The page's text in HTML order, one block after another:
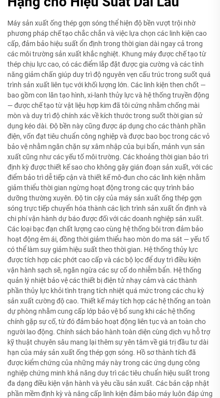
Máy sản xuất ống thép gợn sóng thể hiện độ bền vượt trội nhờ
phương pháp chế tạo chắc chắn và việc lựa chọn các linh kiện cao
cấp, đảm bảo hiệu suất ổn định trong thời gian dài ngay cả trong
các môi trường sản xuất khắc nghiệt. Khung máy được chế tạo từ
thép chịu lực cao, có các điểm lắp đặt được gia cường và các tính
năng giảm chấn giúp duy trì độ nguyên vẹn cấu trúc trong suốt quá
trình sản xuất liên tục với khối lượng lớn. Các linh kiện then chốt —
bao gồm con lăn tạo hình, xi-lanh thủy lực và hệ thống truyền động
— được chế tạo từ vật liệu hợp kim đã tôi cứng nhằm chống mài
mòn và duy trì độ chính xác về kích thước trong suốt thời gian sử
dụng kéo dài. Độ bền này cũng được áp dụng cho các thành phần
điện, vốn đạt tiêu chuẩn công nghiệp và được bao bọc trong các vỏ
bảo vệ nhằm ngăn chặn sự xâm nhập của bụi bẩn, mảnh vụn sản
xuất cũng như các yếu tố môi trường. Các khoảng thời gian bảo trì
định kỳ được thiết kế sao cho không gây gián đoạn sản xuất, với các
điểm bảo trì dễ tiếp cận và thiết kế mô-đun cho các linh kiện nhằm
giảm thiểu thời gian ngừng hoạt động trong các quy trình bảo
dưỡng thường xuyên. Độ tin cậy của máy sản xuất ống thép gợn
sóng trực tiếp chuyển hóa thành các lịch trình sản xuất ổn định và
chi phí vận hành dự báo được đối với các doanh nghiệp sản xuất.
Các loại bạc đạn chất lượng cao cùng hệ thống bôi trơn đảm bảo
hoạt động êm ái, đồng thời giảm thiểu hao mòn do ma sát — yếu tố
có thể làm suy giảm hiệu suất theo thời gian. Hệ thống thủy lực
được tích hợp các phớt cao cấp và các bộ lọc để duy trì điều kiện
vận hành sạch sẽ, ngăn ngừa các sự cố do nhiễm bẩn. Hệ thống
quản lý nhiệt bảo vệ các thiết bị điện tử nhạy cảm và các thành
phần thủy lực khỏi tình trạng tích nhiệt quá mức trong các chu kỳ
sản xuất cường độ cao. Thiết kế máy tích hợp các hệ thống an toàn
dự phòng nhằm cung cấp lớp bảo vệ bổ sung khi các hệ thống
chính gặp sự cố, từ đó đảm bảo hoạt động liên tục và an toàn cho
người lao động. Chính sách bảo hành toàn diện cùng dịch vụ hỗ trợ
kỹ thuật chuyên sâu mang lại thêm sự yên tâm về giá trị đầu tư dài
hạn của máy sản xuất ống thép gợn sóng. Hồ sơ thành tích đã
được kiểm chứng của những máy này trong các ứng dụng công
nghiệp chứng minh khả năng duy trì các tiêu chuẩn hiệu suất trong
đa dạng điều kiện vận hành và yêu cầu sản xuất. Các bản cập nhật
phần mềm định kỳ và nâng cấp linh kiện đảm bảo máy luôn đáp ứng